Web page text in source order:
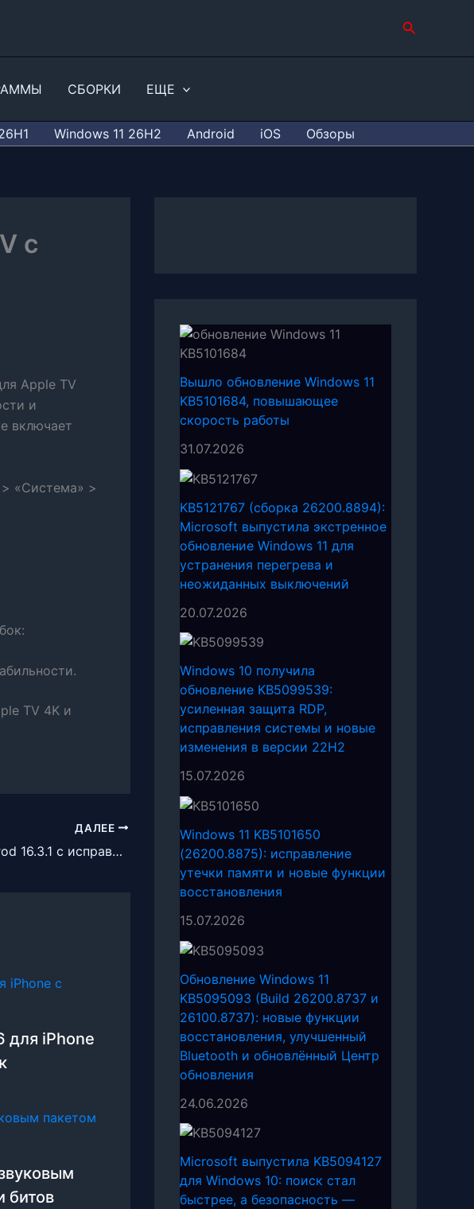
Поиск
СБОРКИ ЕЩЕ
Windows 11 26H2 Android iOS Обзоры
с
Apple TV
и
включает
> «Система» >
TV 4K и
ДАЛЕЕ
Обновление HomePod 16.3.1 с исправлениями ошибок
для iPhone
битов
Вышло обновление Windows 11
KB5101684, повышающее
скорость работы
31.07.2026
KB5121767 (сборка 26200.8894):
Microsoft выпустила экстренное
обновление Windows 11 для
устранения перегрева и
неожиданных выключений
20.07.2026
Windows 10 получила
обновление KB5099539:
усиленная защита RDP,
исправления системы и новые
изменения в версии 22H2
15.07.2026
Windows 11 KB5101650
(26200.8875): исправление
утечки памяти и новые функции
восстановления
15.07.2026
Обновление Windows 11
KB5095093 (Build 26200.8737 и
26100.8737): новые функции
восстановления, улучшенный
Bluetooth и обновлённый Центр
обновления
24.06.2026
Microsoft выпустила KB5094127
для Windows 10: поиск стал
быстрее, а безопасность —